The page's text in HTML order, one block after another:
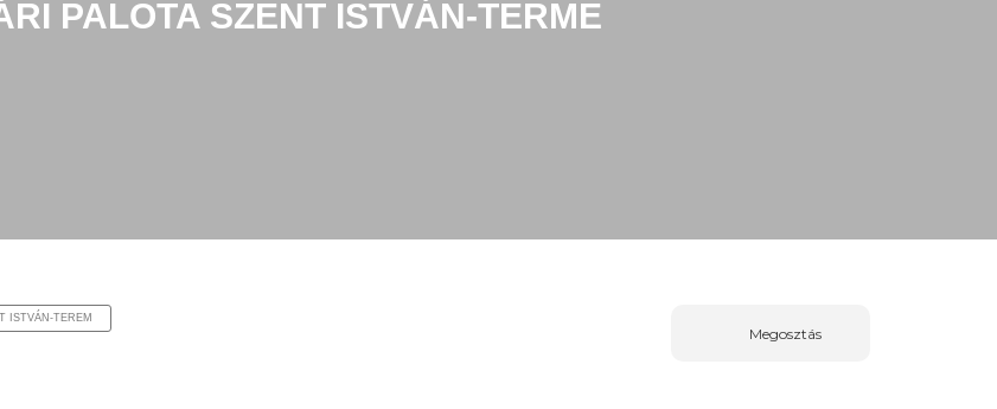
PALOTA SZENT ISTVÁN-TERME
ISTVÁN-TEREM
Megosztás